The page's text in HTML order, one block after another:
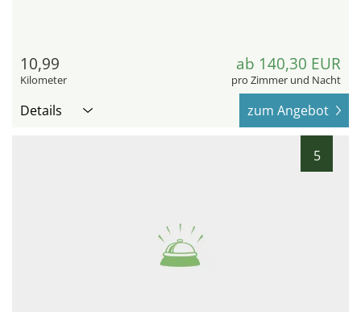
10,99
Kilometer
ab 140,30 EUR
pro Zimmer und Nacht
Details zum Angebot
5